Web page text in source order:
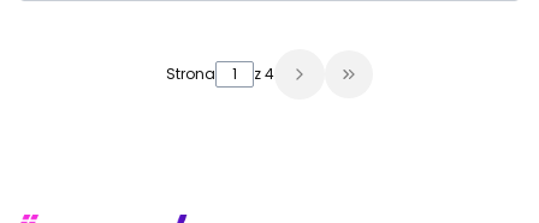
Strona z 4 Przejdź do ostatniej